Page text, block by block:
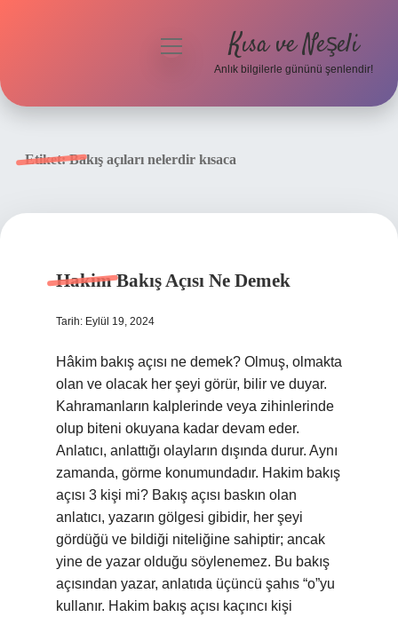
menüyü
Kısa ve Neşeli
Anlık bilgilerle gününü şenlendir!
Etiket:Bakış açıları nelerdir kısaca
Hakim Bakış Açısı Ne Demek
Tarih: Eylül 19, 2024
Hâkim bakış açısı ne demek? Olmuş, olmakta
olan ve olacak her şeyi görür, bilir ve duyar.
Kahramanların kalplerinde veya zihinlerinde
olup biteni okuyana kadar devam eder.
Anlatıcı, anlattığı olayların dışında durur. Aynı
zamanda, görme konumundadır. Hakim bakış
açısı 3 kişi mi? Bakış açısı baskın olan
anlatıcı, yazarın gölgesi gibidir, her şeyi
gördüğü ve bildiği niteliğine sahiptir; ancak
yine de yazar olduğu söylenemez. Bu bakış
açısından yazar, anlatıda üçüncü şahıs “o”yu
kullanır. Hakim bakış açısı kaçıncı kişi